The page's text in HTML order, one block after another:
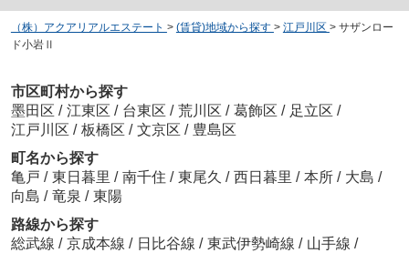
（株）アクアリアルエステート > (賃貸)地域から探す > 江戸川区 > サザンロー
ド小岩Ⅱ
市区町村から探す
墨田区 / 江東区 / 台東区 / 荒川区 / 葛飾区 / 足立区 /
江戸川区 / 板橋区 / 文京区 / 豊島区
町名から探す
亀戸 / 東日暮里 / 南千住 / 東尾久 / 西日暮里 / 本所 / 大島 /
向島 / 竜泉 / 東陽
路線から探す
総武線 / 京成本線 / 日比谷線 / 東武伊勢崎線 / 山手線 /